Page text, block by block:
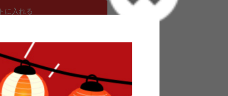
に入れる
空間を作る一人掛けソファ/色・タイプ:グリー
ン&グレー&ベージュ
ックリクライニングソファ 1P」。 ハイバック
カバーしてくれるのでゆったりとした心地よ